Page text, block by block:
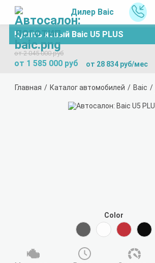
Дилер Baic
Купить новый Baic U5 PLUS
от 2 045 000 руб
от 1 585 000 руб от 28 834 руб/мес
Главная Каталог автомобилей Baic
Color